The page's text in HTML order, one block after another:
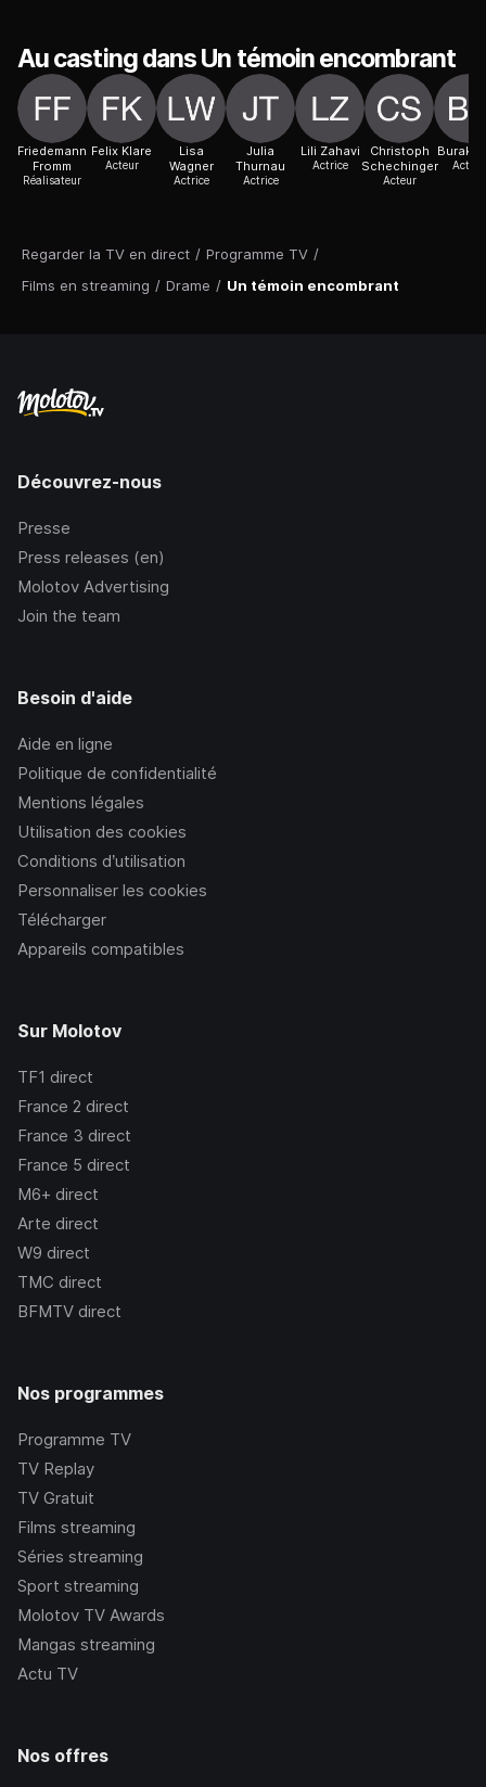
Regarder la TV en direct / Programme TV /
Films en streaming / Drame / Un témoin encombrant
Au casting dans Un témoin encombrant
Friedemann
Fromm
Réalisateur
Felix Klare
Acteur
Lisa
Wagner
Actrice
Julia
Thurnau
Actrice
Lili Zahavi
Actrice
Christoph
Schechinger
Acteur
Burak
Acteur
Découvrez-nous
Presse
Press releases (en)
Molotov Advertising
Join the team
Besoin d'aide
Aide en ligne
Politique de confidentialité
Mentions légales
Utilisation des cookies
Conditions d’utilisation
Personnaliser les cookies
Télécharger
Appareils compatibles
Sur Molotov
TF1 direct
France 2 direct
France 3 direct
France 5 direct
M6+ direct
Arte direct
W9 direct
TMC direct
BFMTV direct
Nos programmes
Programme TV
TV Replay
TV Gratuit
Films streaming
Séries streaming
Sport streaming
Molotov TV Awards
Mangas streaming
Actu TV
Nos offres